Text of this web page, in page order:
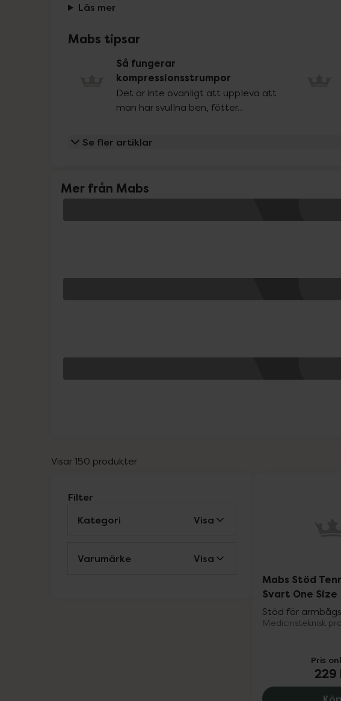
Läs mer
Mabs tipsar
Så fungerar
kompressionsstrumpor
Det är inte ovanligt att uppleva att
man har svullna ben, fötter...
Se fler artiklar
Mer från Mabs
Visar 150 produkter
Filter
Kategori
Visa
Varumärke Visa
Mabs Stöd
Svart One Size
Stöd för
Medicinsteknisk
Pris
229